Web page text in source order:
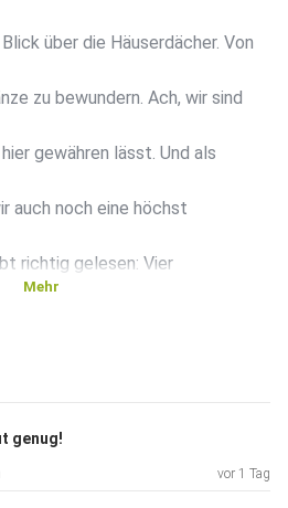
über die Häuserdächer. Von
zu bewundern. Ach, wir sind
gewähren lässt. Und als
auch noch eine höchst
richtig gelesen: Vier
und das. Mehr wird nicht
durchzuhören und
Mehr
genug!
vor 1 Tag